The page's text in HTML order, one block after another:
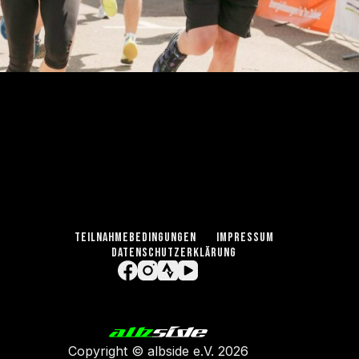
TEILNAHMEBEDINGUNGEN
IMPRESSUM
DATENSCHUTZERKLÄRUNG
Copyright © albside e.V. 2026